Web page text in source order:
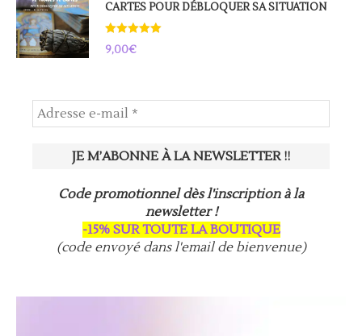
CARTES POUR DÉBLOQUER SA SITUATION
Note 5.00
sur 5
9,00€
Code promotionnel dès l'inscription à la
newsletter !
-15% SUR TOUTE LA BOUTIQUE
(code envoyé dans l'email de bienvenue)